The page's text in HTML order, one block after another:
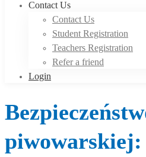
Contact Us
Contact Us
Student Registration
Teachers Registration
Refer a friend
Login